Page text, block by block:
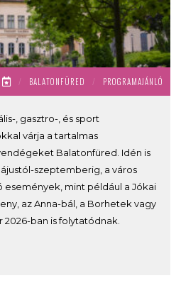
/ BALATONFÜRED / PROGRAMAJÁNLÓ
, gasztro-, és sport
várja a tartalmas
Balatonfüred. Idén is
szeptemberig, a város
mint például a Jókai
az Anna-bál, a Borhetek vagy
ban is folytatódnak.